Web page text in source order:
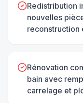
Redistribution
nouvelles
reconstruction
Rénovation
bain avec
carrelage et